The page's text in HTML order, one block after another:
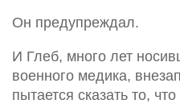
Он предупреждал.
И Глеб, много лет
военного медика,
пытается сказать то,